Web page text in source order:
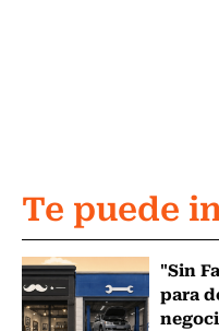
Te puede
"Sin
para